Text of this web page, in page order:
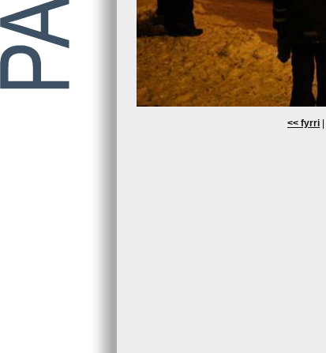
<< fyrri